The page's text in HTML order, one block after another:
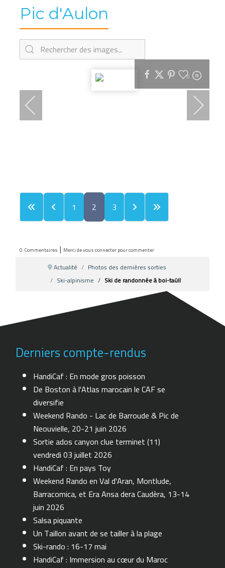
Pic d'Aulon
0
1 2 3
0 Commentaires | Merci de vous connecter pour commenter
Actualité
Photos des dernières sorties
Ski-alpinisme
Ski de randonnée à boi-taüll
Derniers compte-rendus
HandiCaf : En mode gros poisson
De Boston à l'Atlas marocain le CAF se
diversifie
Weekend Rando - Lac de Barroude & Pic de
Neouvielle, 20-21 juin 2026
Sortie ados canyon clue terminet (11)
vendredi 03 juillet 2026
HandiCaf : En pays Toy
Weekend Rando en Val d'Aran, Montlude,
Barracomica, et Era Ansa dera Caudèra, 13-14
juin 2026
Salsa piquante
Un Taillon avant de se tailler à la plage
Ski-rando : 16-17 mai
HandiCaf : Immersion au cœur du Maroc